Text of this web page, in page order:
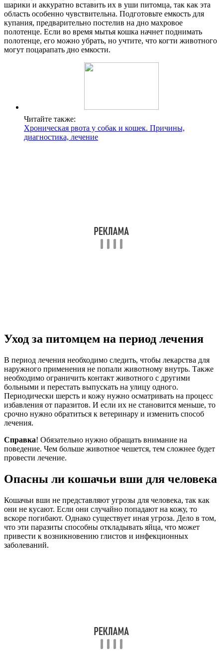
шарики и аккуратно вставить их в уши питомца, так как эта
область особенно чувствительна. Подготовьте емкость для
купания, предварительно постелив на дно махровое
полотенце. Если во время мытья кошка начнет поднимать
полотенце, его можно убрать, но учтите, что когти животного
могут поцарапать дно емкости.
Читайте также:
Хроническая рвота у собак и кошек. Причины,
диагностика, лечение
Уход за питомцем на период лечения
В период лечения необходимо следить, чтобы лекарства для
наружного применения не попали животному внутрь. Также
необходимо ограничить контакт животного с другими
больными и перестать выпускать на улицу одного.
Периодически шерсть и кожу нужно осматривать на процесс
избавления от паразитов. И если их не становится меньше, то
срочно нужно обратиться к ветеринару и изменить способ
лечения.
Справка! Обязательно нужно обращать внимание на
поведение. Чем больше животное чешется, тем сложнее будет
провести лечение.
Опасны ли кошачьи вши для человека
Кошачьи вши не представляют угрозы для человека, так как
они не кусают. Если они случайно попадают на кожу, то
вскоре погибают. Однако существует иная угроза. Дело в том,
что эти паразиты способны откладывать яйца, что может
привести к возникновению глистов и инфекционных
заболеваний.